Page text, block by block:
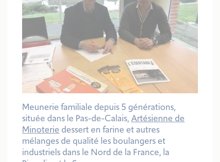
Meunerie familiale depuis 5 générations,
située dans le Pas-de-Calais, Artésienne de
Minoterie dessert en farine et autres
mélanges de qualité les boulangers et
industriels dans le Nord de la France, la